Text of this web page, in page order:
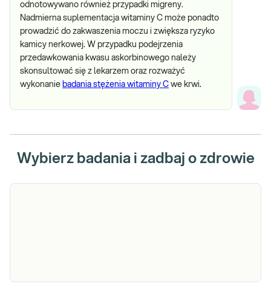
odnotowywano również przypadki migreny.
Nadmierna suplementacja witaminy C może ponadto
prowadzić do zakwaszenia moczu i zwiększa ryzyko
kamicy nerkowej. W przypadku podejrzenia
przedawkowania kwasu askorbinowego należy
skonsultować się z lekarzem oraz rozważyć
wykonanie badania stężenia witaminy C we krwi.
Wybierz badania i zadbaj o zdrowie